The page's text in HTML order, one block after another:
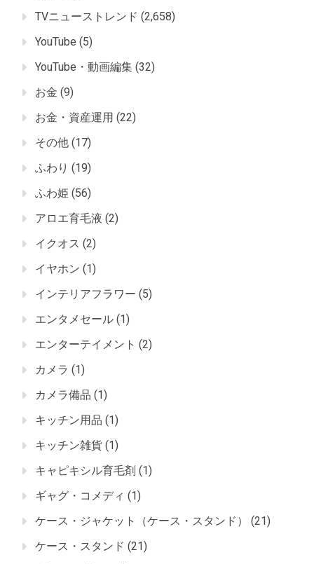
TVニューストレンド (2,658)
YouTube (5)
YouTube・動画編集 (32)
お金 (9)
お金・資産運用 (22)
その他 (17)
ふわり (19)
ふわ姫 (56)
アロエ育毛液 (2)
イクオス (2)
イヤホン (1)
インテリアフラワー (5)
エンタメセール (1)
エンターテイメント (2)
カメラ (1)
カメラ備品 (1)
キッチン用品 (1)
キッチン雑貨 (1)
キャピキシル育毛剤 (1)
ギャグ・コメディ (1)
ケース・ジャケット（ケース・スタンド）
(21)
ケース・スタンド (21)